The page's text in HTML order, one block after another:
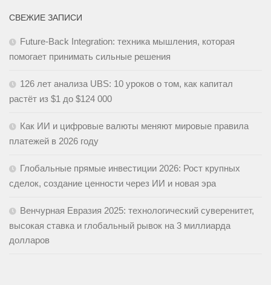
СВЕЖИЕ ЗАПИСИ
Future-Back Integration: техника мышления, которая
помогает принимать сильные решения
126 лет анализа UBS: 10 уроков о том, как капитал
растёт из $1 до $124 000
Как ИИ и цифровые валюты меняют мировые правила
платежей в 2026 году
Глобальные прямые инвестиции 2026: Рост крупных
сделок, создание ценности через ИИ и новая эра
Венчурная Евразия 2025: технологический суверенитет,
высокая ставка и глобальный рывок на 3 миллиарда
долларов